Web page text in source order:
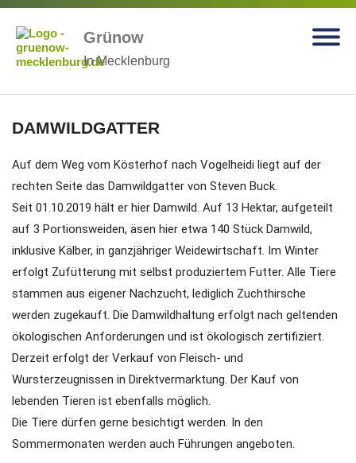
Grünow
In Mecklenburg
DAMWILDGATTER
Auf dem Weg vom Kösterhof nach Vogelheidi liegt auf der
rechten Seite das Damwildgatter von Steven Buck.
Seit 01.10.2019 hält er hier Damwild. Auf 13 Hektar, aufgeteilt
auf 3 Portionsweiden, äsen hier etwa 140 Stück Damwild,
inklusive Kälber, in ganzjähriger Weidewirtschaft. Im Winter
erfolgt Zufütterung mit selbst produziertem Futter. Alle Tiere
stammen aus eigener Nachzucht, lediglich Zuchthirsche
werden zugekauft. Die Damwildhaltung erfolgt nach geltenden
ökologischen Anforderungen und ist ökologisch zertifiziert.
Derzeit erfolgt der Verkauf von Fleisch- und
Wursterzeugnissen in Direktvermarktung. Der Kauf von
lebenden Tieren ist ebenfalls möglich.
Die Tiere dürfen gerne besichtigt werden. In den
Sommermonaten werden auch Führungen angeboten.